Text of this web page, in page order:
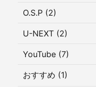
O.S.P (2)
U-NEXT (2)
YouTube (7)
おすすめ (1)